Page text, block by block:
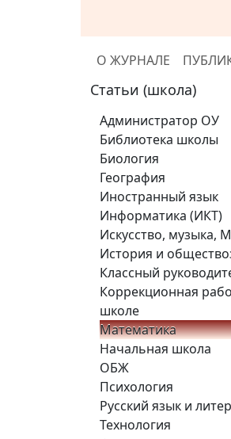
О ЖУРНАЛЕ
Статьи (школа)
Администратор ОУ
Библиотека школы
Биология
География
Иностранный язык
Информатика (ИКТ)
Искусство, музыка,
История и
Классный
Коррекционная
школе
Математика
Начальная школа
ОБЖ
Психология
Русский язык и
Технология